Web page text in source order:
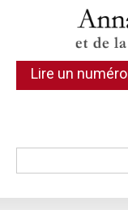
Lire un numéro